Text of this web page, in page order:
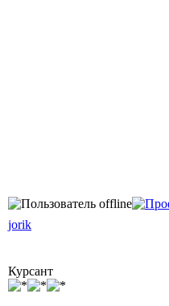
jorik
Курсант